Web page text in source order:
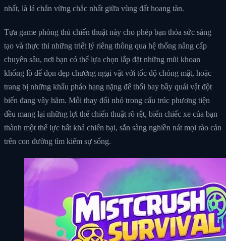
nhất, là lá chắn vững chắc nhất giữa vùng đất hoang tàn.
Tựa game phòng thủ chiến thuật này cho phép bạn thỏa sức sáng
tạo và thực thi những triết lý riêng thông qua hệ thống nâng cấp
chuyên sâu, nơi bạn có thể lựa chọn lắp đặt những mũi khoan
khổng lồ để dọn dẹp chướng ngại vật với tốc độ chóng mặt, hoặc
trang bị những khẩu pháo hạng nặng để thổi bay bầy quái vật đột
biến đang vây hãm. Mỗi thay đổi nhỏ trong cấu trúc phương tiện
đều mang lại những lợi thế chiến thuật rõ rệt, biến chiếc xe của bạn
thành một thế lực bất khả chiến bại, sẵn sàng nghiền nát mọi rào cản
trên con đường tìm kiếm sự sống.